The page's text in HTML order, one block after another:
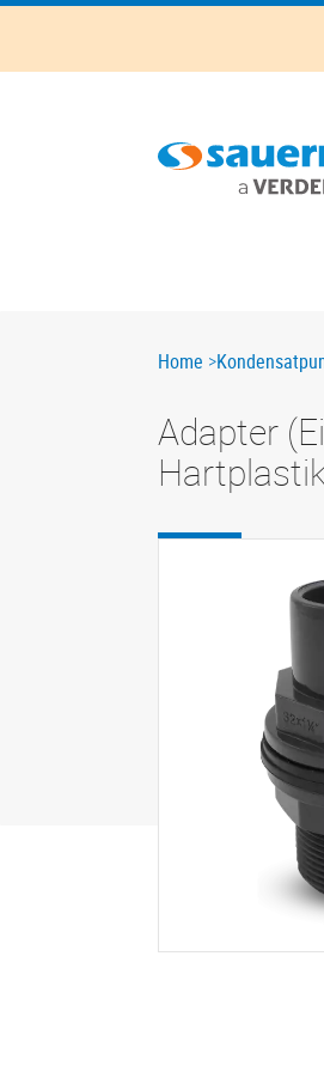
Skip
main
Breadcrumb
Home
Adapter